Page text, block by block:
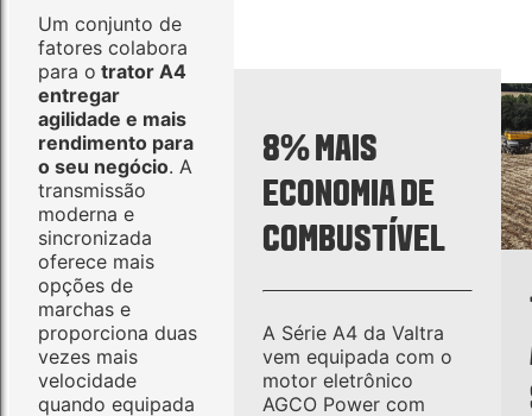
Um conjunto de
fatores colabora
para o trator A4
entregar
agilidade e mais
rendimento para
o seu negócio. A
transmissão
moderna e
sincronizada
oferece mais
opções de
marchas e
proporciona duas
vezes mais
velocidade
quando equipada
8% MAIS
ECONOMIA DE
COMBUSTÍVEL
A Série A4 da Valtra
vem equipada com o
motor eletrônico
AGCO Power com